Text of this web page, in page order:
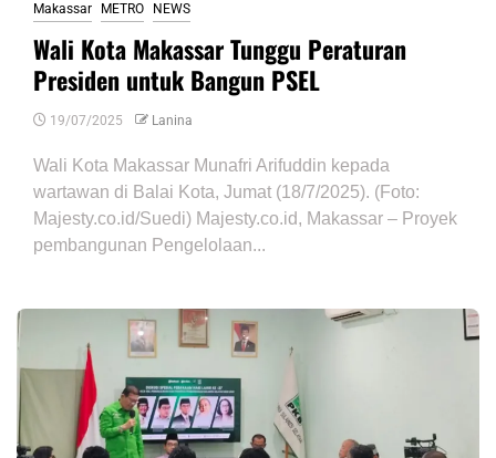
Makassar METRO NEWS
Wali Kota Makassar Tunggu Peraturan
Presiden untuk Bangun PSEL
19/07/2025 Lanina
Wali Kota Makassar Munafri Arifuddin kepada
wartawan di Balai Kota, Jumat (18/7/2025). (Foto:
Majesty.co.id/Suedi) Majesty.co.id, Makassar – Proyek
pembangunan Pengelolaan...